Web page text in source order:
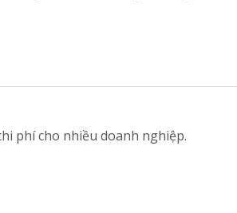
phí cho nhiều doanh nghiệp.